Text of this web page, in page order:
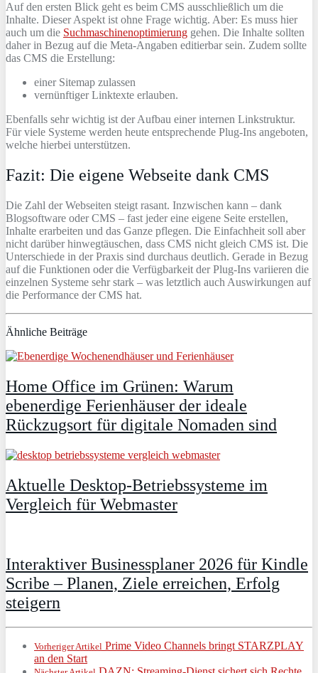
Auf den ersten Blick geht es beim CMS ausschließlich um die
Inhalte. Dieser Aspekt ist ohne Frage wichtig. Aber: Es muss hier
auch um die Suchmaschinenoptimierung gehen. Die Inhalte sollten
daher in Bezug auf die Meta-Angaben editierbar sein. Zudem sollte
das CMS die Erstellung:
einer Sitemap zulassen
vernünftiger Linktexte erlauben.
Ebenfalls sehr wichtig ist der Aufbau einer internen Linkstruktur.
Für viele Systeme werden heute entsprechende Plug-Ins angeboten,
welche hierbei unterstützen.
Fazit: Die eigene Webseite dank CMS
Die Zahl der Webseiten steigt rasant. Inzwischen kann – dank
Blogsoftware oder CMS – fast jeder eine eigene Seite erstellen,
Inhalte erarbeiten und das Ganze pflegen. Die Einfachheit soll aber
nicht darüber hinwegtäuschen, dass CMS nicht gleich CMS ist. Die
Unterschiede in der Praxis sind durchaus deutlich. Gerade in Bezug
auf die Funktionen oder die Verfügbarkeit der Plug-Ins variieren die
einzelnen Systeme sehr stark – was letztlich auch Auswirkungen auf
die Performance der CMS hat.
Ähnliche Beiträge
Home Office im Grünen: Warum
ebenerdige Ferienhäuser der ideale
Rückzugsort für digitale Nomaden sind
Aktuelle Desktop-Betriebssysteme im
Vergleich für Webmaster
Interaktiver Businessplaner 2026 für Kindle
Scribe – Planen, Ziele erreichen, Erfolg
steigern
Vorheriger Artikel Prime Video Channels bringt STARZPLAY
an den Start